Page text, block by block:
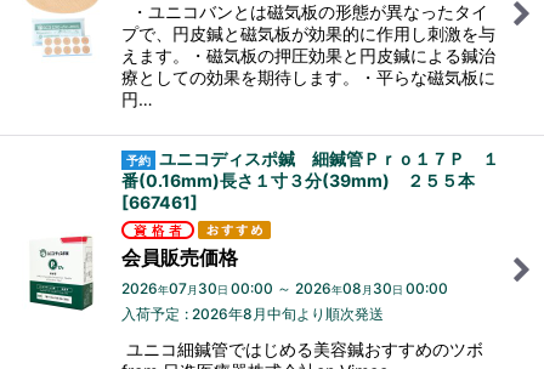
・ユニコバンとは磁気板の形態が異なったタイ
プで、円皮鍼と磁気板が効果的に作用し刺激を与
えます。・磁気板の押圧効果と円皮鍼による鍼治
療としての効果を期待します。・平らな磁気板に
円…
ユニコディスポ鍼 細鍼管Ｐｒｏ１７Ｐ １
番(0.16mm)長さ１寸３分(39mm) ２５５本
[667461]
会員販売価格
2026年07月 30日 00:00 ～ 2026年08 月 30日 00:00
入荷予定 : 2026年8月中旬より順次発送
ユニコ細鍼管ではじめる美容鍼おすすめのツボ